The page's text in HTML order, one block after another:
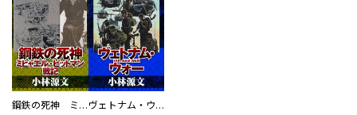
鋼鉄の死神 ミヒャエル・ビットマン戦記 ヴェトナム・ウォー VIETNAM WAR